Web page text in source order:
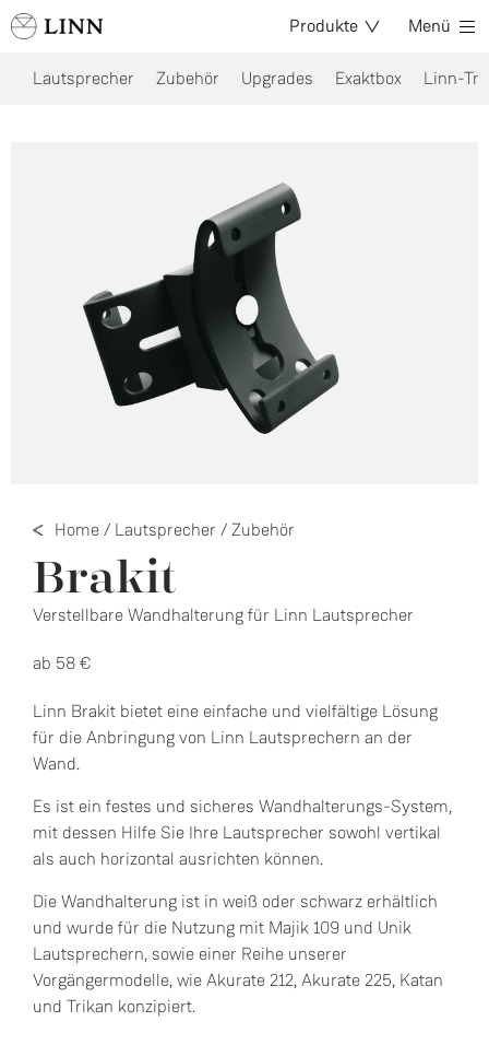
Produkte Menü
Lautsprecher Zubehör Upgrades Exaktbox Linn-
Home/ Lautsprecher / Zubehör
Brakit
Verstellbare Wandhalterung für Linn Lautsprecher
ab 58 €
Linn Brakit bietet eine einfache und vielfältige Lösung
für die Anbringung von Linn Lautsprechern an der
Wand.
Es ist ein festes und sicheres Wandhalterungs-System,
mit dessen Hilfe Sie Ihre Lautsprecher sowohl vertikal
als auch horizontal ausrichten können.
Die Wandhalterung ist in weiß oder schwarz erhältlich
und wurde für die Nutzung mit Majik 109 und Unik
Lautsprechern, sowie einer Reihe unserer
Vorgängermodelle, wie Akurate 212, Akurate 225, Katan
und Trikan konzipiert.